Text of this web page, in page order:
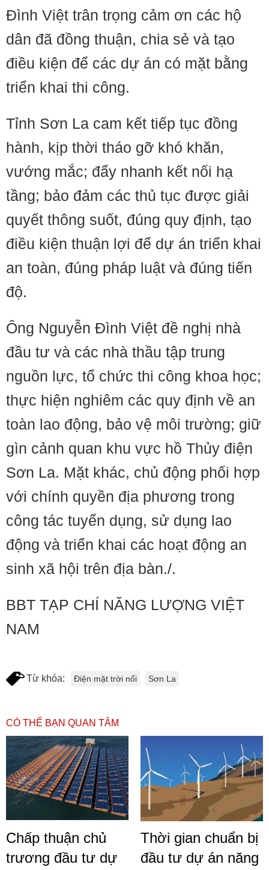
Đình Việt trân trọng cảm ơn các hộ
dân đã đồng thuận, chia sẻ và tạo
điều kiện để các dự án có mặt bằng
triển khai thi công.
Tỉnh Sơn La cam kết tiếp tục đồng
hành, kịp thời tháo gỡ khó khăn,
vướng mắc; đẩy nhanh kết nối hạ
tầng; bảo đảm các thủ tục được giải
quyết thông suốt, đúng quy định, tạo
điều kiện thuận lợi để dự án triển khai
an toàn, đúng pháp luật và đúng tiến
độ.
Ông Nguyễn Đình Việt đề nghị nhà
đầu tư và các nhà thầu tập trung
nguồn lực, tổ chức thi công khoa học;
thực hiện nghiêm các quy định về an
toàn lao động, bảo vệ môi trường; giữ
gìn cảnh quan khu vực hồ Thủy điện
Sơn La. Mặt khác, chủ động phối hợp
với chính quyền địa phương trong
công tác tuyển dụng, sử dụng lao
động và triển khai các hoạt động an
sinh xã hội trên địa bàn./.
BBT TẠP CHÍ NĂNG LƯỢNG VIỆT
NAM
Từ khóa: Điện mặt trời nổi Sơn La
CÓ THỂ BẠN QUAN TÂM
Chấp thuận chủ
trương đầu tư dự
Thời gian chuẩn bị
đầu tư dự án năng